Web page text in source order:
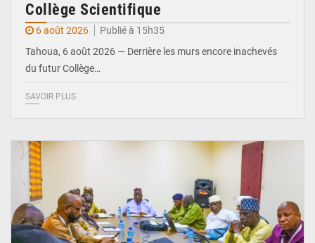
Collège Scientifique
6 août 2026
Publié à 15h35
Tahoua, 6 août 2026 — Derrière les murs encore inachevés
du futur Collège…
SAVOIR PLUS